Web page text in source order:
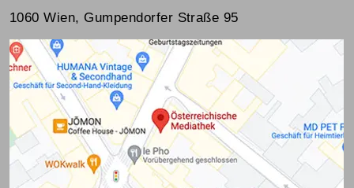
1060 Wien, Gumpendorfer Straße 95